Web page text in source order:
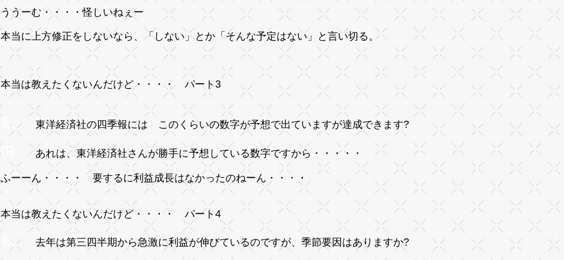
ううーむ・・・・怪しいねぇー
本当に上方修正をしないなら、 「しない」 とか 「そんな予定はない」 と言い切る。
本当は教えたくないんだけど・・・・ パート3
私 東洋経済社の四季報には このくらいの数字が予想で出ていますが達成できます?
IR あれは、東洋経済社さんが勝手に予想している数字ですから・・・・・
ふーーん・・・・ 要するに利益成長はなかったのねーん・・・・
本当は教えたくないんだけど・・・・ パート4
私 去年は第三四半期から急激に利益が伸びているのですが、季節要因はありますか?